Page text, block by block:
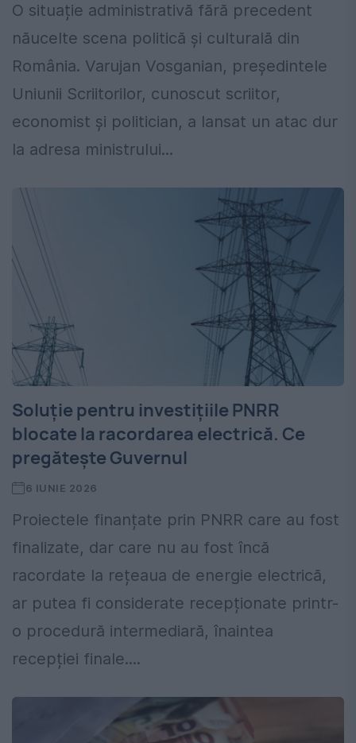
O situație administrativă fără precedent
năucelte scena politică și culturală din
România. Varujan Vosganian, președintele
Uniunii Scriitorilor, cunoscut scriitor,
economist și politician, a lansat un atac dur
la adresa ministrului...
Soluție pentru investițiile PNRR
blocate la racordarea electrică. Ce
pregătește Guvernul
6 IUNIE 2026
Proiectele finanțate prin PNRR care au fost
finalizate, dar care nu au fost încă
racordate la rețeaua de energie electrică,
ar putea fi considerate recepționate printr-
o procedură intermediară, înaintea
recepției finale....